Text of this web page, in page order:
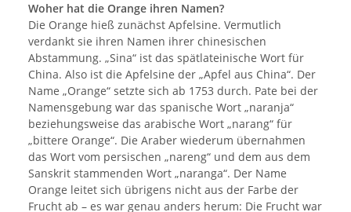
Woher hat die Orange ihren Namen?
Die Orange hieß zunächst Apfelsine. Vermutlich
verdankt sie ihren Namen ihrer chinesischen
Abstammung. „Sina“ ist das spätlateinische Wort für
China. Also ist die Apfelsine der „Apfel aus China“. Der
Name „Orange“ setzte sich ab 1753 durch. Pate bei der
Namensgebung war das spanische Wort „naranja“
beziehungsweise das arabische Wort „narang“ für
„bittere Orange“. Die Araber wiederum übernahmen
das Wort vom persischen „nareng“ und dem aus dem
Sanskrit stammenden Wort „naranga“. Der Name
Orange leitet sich übrigens nicht aus der Farbe der
Frucht ab – es war genau anders herum: Die Frucht war